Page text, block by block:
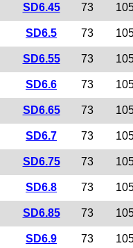
SD6.45 73
SD6.5 73
SD6.55 73
SD6.6 73
SD6.65 73
SD6.7 73
SD6.75 73
SD6.8 73
SD6.85 73
SD6.9 73